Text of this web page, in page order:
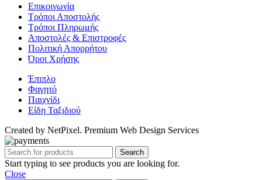
Επικοινωνία
Τρόποι Αποστολής
Τρόποι Πληρωμής
Αποστολές & Επιστροφές
Πολιτική Απορρήτου
Όροι Χρήσης
Έπιπλο
Φαγητό
Παιχνίδι
Είδη Ταξιδιού
Created by NetPixel. Premium Web Design Services
Search
Start typing to see products you are looking for.
Close